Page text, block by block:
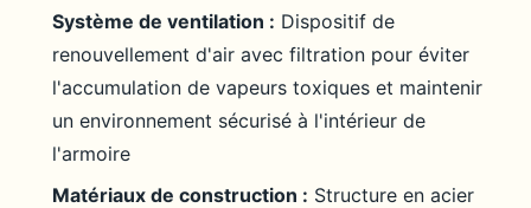
Système de ventilation : Dispositif de
renouvellement d'air avec filtration pour éviter
l'accumulation de vapeurs toxiques et maintenir
un environnement sécurisé à l'intérieur de
l'armoire
Matériaux de construction : Structure en acier